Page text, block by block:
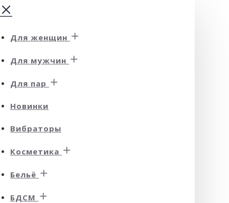
Для женщин
Для мужчин
Для пар
Новинки
Вибраторы
Косметика
Бельё
БДСМ